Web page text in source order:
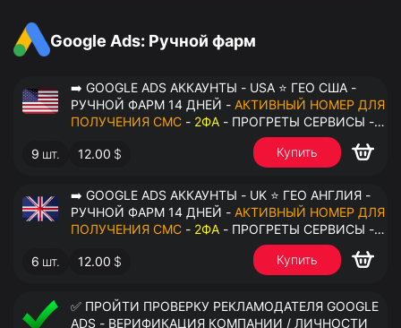
Google Ads: Ручной фарм
➡️ GOOGLE ADS АККАУНТЫ - USA ⭐ ГЕО США -
РУЧНОЙ ФАРМ 14 ДНЕЙ - АКТИВНЫЙ НОМЕР ДЛЯ
ПОЛУЧЕНИЯ СМС - 2ФА - ПРОГРЕТЫ СЕРВИСЫ -
9 шт. 12.00 $ Купить
➡️ GOOGLE ADS АККАУНТЫ - UK ⭐ ГЕО АНГЛИЯ -
РУЧНОЙ ФАРМ 14 ДНЕЙ - АКТИВНЫЙ НОМЕР ДЛЯ
ПОЛУЧЕНИЯ СМС - 2ФА - ПРОГРЕТЫ СЕРВИСЫ -
6 шт. 12.00 $ Купить
✅ ПРОЙТИ ПРОВЕРКУ РЕКЛАМОДАТЕЛЯ GOOGLE
ADS - ВЕРИФИКАЦИЯ КОМПАНИИ / ЛИЧНОСТИ